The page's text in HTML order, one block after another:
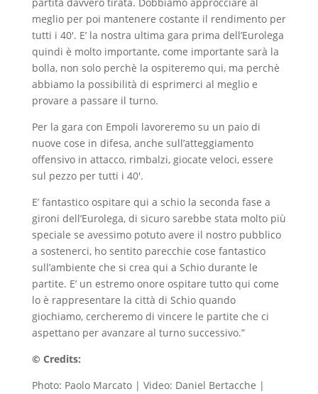
meglio per poi mantenere costante il rendimento per
tutti i 40′. E’ la nostra ultima gara prima dell’Eurolega
quindi è molto importante, come importante sarà la
bolla, non solo perchè la ospiteremo qui, ma perchè
abbiamo la possibilità di esprimerci al meglio e
provare a passare il turno.
Per la gara con Empoli lavoreremo su un paio di
nuove cose in difesa, anche sull’atteggiamento
offensivo in attacco, rimbalzi, giocate veloci, essere
sul pezzo per tutti i 40′.
E’ fantastico ospitare qui a schio la seconda fase a
gironi dell’Eurolega, di sicuro sarebbe stata molto più
speciale se avessimo potuto avere il nostro pubblico
a sostenerci, ho sentito parecchie cose fantastico
sull’ambiente che si crea qui a Schio durante le
partite. E’ un estremo onore ospitare tutto qui come
lo è rappresentare la città di Schio quando
giochiamo, cercheremo di vincere le partite che ci
aspettano per avanzare al turno successivo.”
©️ Credits:
Photo: Paolo Marcato | Video: Daniel Bertacche |